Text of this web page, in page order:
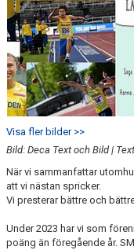
Visa fler bilder >>
Bild: Deca Text och Bild |
När vi sammanfattar
att vi nästan spricker.
Vi presterar bättre och
Under 2023 har vi som
poäng än föregående år.